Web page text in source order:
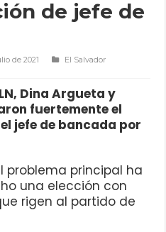
de jefe de
de 2021
El Salvador
Dina Argueta y
fuertemente el
jefe de bancada por
problema principal ha
una elección con
rigen al partido de